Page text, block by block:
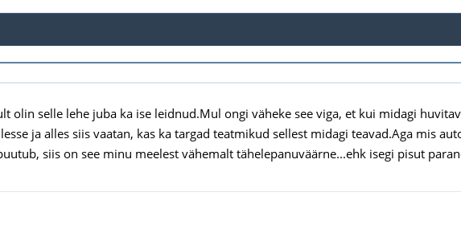
olin selle lehe juba ka ise leidnud.Mul ongi väheke see viga, et kui midagi
ja alles siis vaatan, kas ka targad teatmikud sellest midagi teavad.Aga mis
siis on see minu meelest vähemalt tähelepanuväärne...ehk isegi pisut